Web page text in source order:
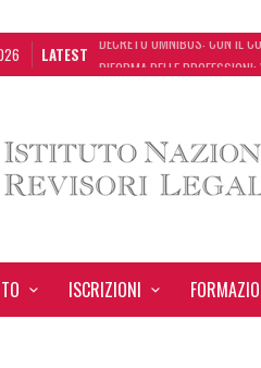
LATEST RIFORMA DELLE
DA REGGIO EMILIA ARRIVA LA
ISCRIZIONI